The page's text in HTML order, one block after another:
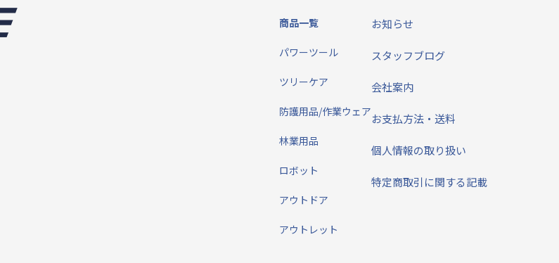
商品一覧
パワーツール
ツリーケア
防護用品/作業ウェア
林業用品
ロボット
アウトドア
アウトレット
お知らせ
スタッフブログ
会社案内
お支払方法・送料
個人情報の取り扱い
特定商取引に関する記載